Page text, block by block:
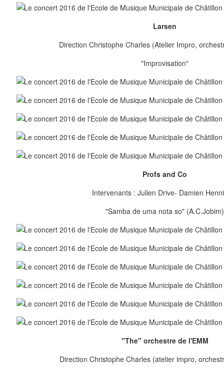
Larsen
Direction Christophe Charles (Atelier Impro,
"Improvisation"
Profs and Co
Intervenants : Julien Drive- Damien
"Samba de uma nota so" (A.C.Jobim)
"The" orchestre de l'EMM
Direction Christophe Charles (atelier impro,